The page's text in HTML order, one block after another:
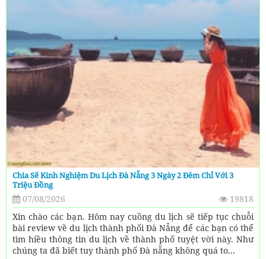
Chia Sẽ Kinh Nghiệm Du Lịch Đà Nẵng 3 Ngày 2 Đêm Chỉ Với 3
Triệu Đồng
07/08/2026
19818
Xin chào các bạn. Hôm nay cuồng du lịch sẽ tiếp tục chuỗi
bài review về du lịch thành phối Đà Nẵng để các bạn có thể
tìm hiều thông tin du lịch về thành phố tuyệt vời này. Như
chúng ta đã biết tuy thành phố Đà nẵng không quá to...